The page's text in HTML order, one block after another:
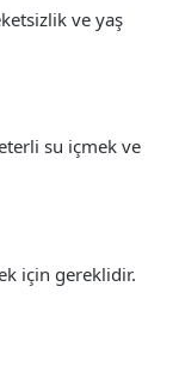
ve yaş
su içmek ve
için gereklidir.